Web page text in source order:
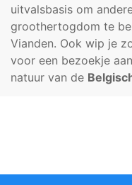
uitvalsbasis om
groothertogdom te
Vianden. Ook wip je
voor een bezoekje
natuur van de